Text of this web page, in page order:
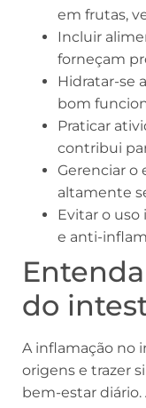
em frutas,
Incluir
forneçam
Hidratar-se
bom
Praticar
contribui
Gerenciar o
altamente
Evitar o
e anti-
do
A inflamação no
origens e trazer
bem-estar